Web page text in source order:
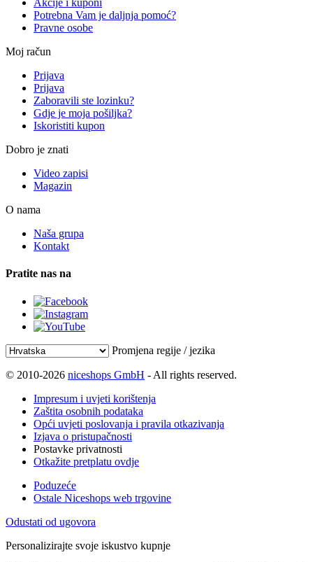
Akcije i kuponi
Potrebna Vam je daljnja pomoć?
Pravne osobe
Moj račun
Prijava
Prijava
Zaboravili ste lozinku?
Gdje je moja pošiljka?
Iskoristiti kupon
Dobro je znati
Video zapisi
Magazin
O nama
Naša grupa
Kontakt
Pratite nas na
Promjena regije / jezika
© 2010-2026 niceshops GmbH - All rights reserved.
Impresum i uvjeti korištenja
Zaštita osobnih podataka
Opći uvjeti poslovanja i pravila otkazivanja
Izjava o pristupačnosti
Postavke privatnosti
Otkažite pretplatu ovdje
Poduzeće
Ostale Niceshops web trgovine
Odustati od ugovora
Personalizirajte svoje iskustvo kupnje